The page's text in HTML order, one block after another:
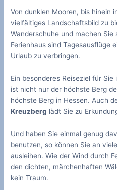
Von dunklen Mooren, bis hinein
vielfältiges Landschaftsbild zu
Wanderschuhe und machen Sie
Ferienhaus sind Tagesausflüge
Urlaub zu verbringen.
Ein besonderes Reiseziel für
ist nicht nur der höchste Berg
höchste Berg in Hessen. Auch
Kreuzberg lädt Sie zu
Und haben Sie einmal genug
benutzen, so können Sie an
ausleihen. Wie der Wind durch
den dichten, märchenhaften
kein Traum.